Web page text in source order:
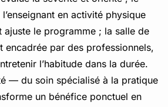
en activité physique
ajuste le programme ; la salle de
encadrée par des professionnels,
l’habitude dans la durée.
— du soin spécialisé à la pratique
un bénéfice ponctuel en